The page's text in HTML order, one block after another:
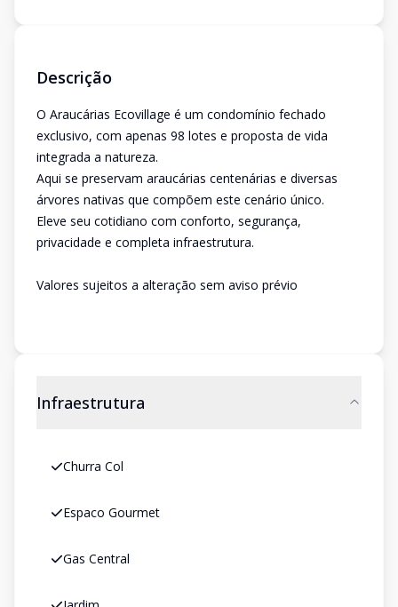
Descrição
O Araucárias Ecovillage é um condomínio fechado
exclusivo, com apenas 98 lotes e proposta de vida
integrada a natureza.
Aqui se preservam araucárias centenárias e diversas
árvores nativas que compõem este cenário único.
Eleve seu cotidiano com conforto, segurança,
privacidade e completa infraestrutura.
Valores sujeitos a alteração sem aviso prévio
Infraestrutura
Churra Col
Espaco Gourmet
Gas Central